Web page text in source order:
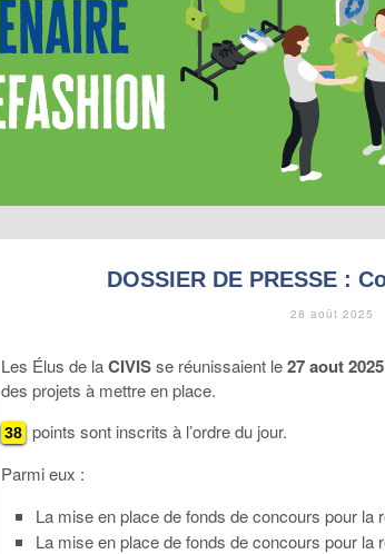
DOSSIER DE PRESSE :
28 août 2025
Les Élus de laCIVISse réunissaient le27 aout 2025
des projets à mettre en place.
38 points sont inscrits à l’ordre du jour.
Parmi eux :
La mise en place de fonds de concours pour
La mise en place de fonds de concours pour